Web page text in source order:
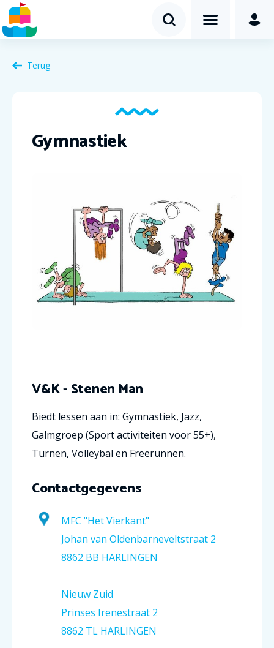
Terug
Gymnastiek
V&K - Stenen Man
Biedt lessen aan in: Gymnastiek, Jazz,
Galmgroep (Sport activiteiten voor 55+),
Turnen, Volleybal en Freerunnen.
Contactgegevens
MFC "Het Vierkant"
Johan van Oldenbarneveltstraat 2
8862 BB HARLINGEN
Nieuw Zuid
Prinses Irenestraat 2
8862 TL HARLINGEN